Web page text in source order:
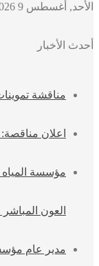
الأحد, أغسطس 9 2026
أحدث الأخبار
مناقشة
اعلان مناقصة:
مؤسسة
العون المباشر
مدير عام